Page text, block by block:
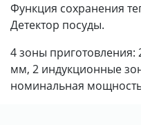
Функция сохранения
Детектор посуды.
4 зоны
мм, 2 индукционные
номинальная